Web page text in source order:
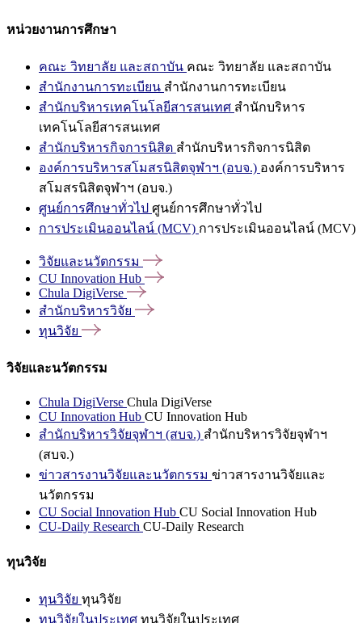
หน่วยงานการศึกษา
คณะ วิทยาลัย และสถาบัน คณะ วิทยาลัย และสถาบัน
สำนักงานการทะเบียน สำนักงานการทะเบียน
สำนักบริหารเทคโนโลยีสารสนเทศ สำนักบริหาร
เทคโนโลยีสารสนเทศ
สำนักบริหารกิจการนิสิต สำนักบริหารกิจการนิสิต
องค์การบริหารสโมสรนิสิตจุฬาฯ (อบจ.) องค์การบริหาร
สโมสรนิสิตจุฬาฯ (อบจ.)
ศูนย์การศึกษาทั่วไป ศูนย์การศึกษาทั่วไป
การประเมินออนไลน์ (MCV) การประเมินออนไลน์ (MCV)
วิจัยและนวัตกรรม
CU Innovation Hub
Chula DigiVerse
สำนักบริหารวิจัย
ทุนวิจัย
วิจัยและนวัตกรรม
Chula DigiVerse Chula DigiVerse
CU Innovation Hub CU Innovation Hub
สำนักบริหารวิจัยจุฬาฯ (สบจ.) สำนักบริหารวิจัยจุฬาฯ
(สบจ.)
ข่าวสารงานวิจัยและนวัตกรรม ข่าวสารงานวิจัยและ
นวัตกรรม
CU Social Innovation Hub CU Social Innovation Hub
CU-Daily Research CU-Daily Research
ทุนวิจัย
ทุนวิจัย ทุนวิจัย
ทุนวิจัยในประเทศ ทุนวิจัยในประเทศ